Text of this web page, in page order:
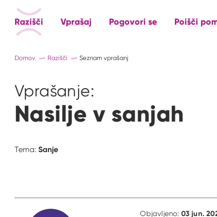
Razišči Vprašaj Pogovori se Poišči
Domov Razišči Seznam vprašanj
Vprašanje:
Nasilje v sanjah
Tema: Sanje
Objavljeno: 03 jun.